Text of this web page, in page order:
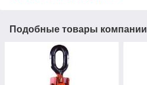
Подобные товары компании